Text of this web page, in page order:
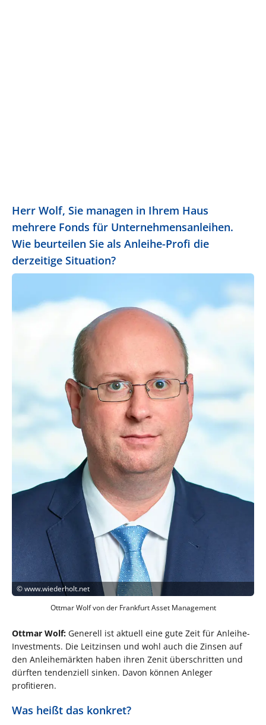
Herr Wolf, Sie managen in Ihrem Haus
mehrere Fonds für Unternehmensanleihen.
Wie beurteilen Sie als Anleihe-Profi die
derzeitige Situation?
©www.wiederholt.net
Ottmar Wolf von der Frankfurt Asset Management
Ottmar Wolf: Generell ist aktuell eine gute Zeit für Anleihe-
Investments. Die Leitzinsen und wohl auch die Zinsen auf
den Anleihemärkten haben ihren Zenit überschritten und
dürften tendenziell sinken. Davon können Anleger
profitieren.
Was heißt das konkret?